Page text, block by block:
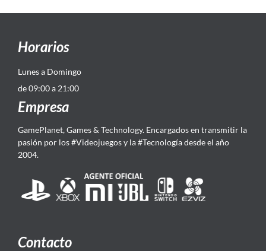
Horarios
Lunes a Domingo
de 09:00 a 21:00
Empresa
GamePlanet, Games & Technology. Encargados en transmitir la
pasión por los #Videojuegos y la #Tecnología desde el año
2004.
Contacto